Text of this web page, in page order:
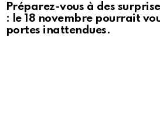
Préparez-vous à des
: le 18 novembre pourrait
portes inattendues.